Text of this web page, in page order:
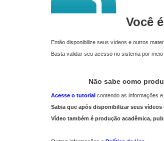
Você
Então disponibilize seus vídeos e outros
Basta validar seu acesso no sistema por
Não sabe como
Acesse o tutorial contendo as informações
Sabia que após disponibilizar seus vídeos
Vídeo também é produção acadêmica,